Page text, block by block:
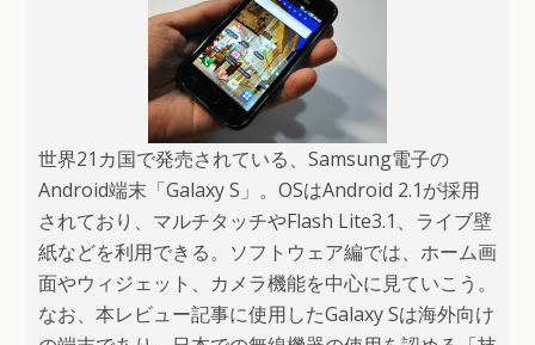
世界21カ国で発売されている、Samsung電子の
Android端末「Galaxy S」。OSはAndroid 2.1が採用
されており、マルチタッチやFlash Lite3.1、ライブ壁
紙などを利用できる。ソフトウェア編では、ホーム画
面やウィジェット、カメラ機能を中心に見ていこう。
なお、本レビュー記事に使用したGalaxy Sは海外向け